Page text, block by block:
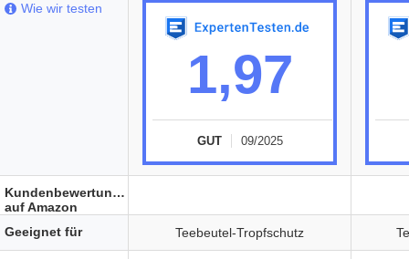
1,97
GUT 09/2025
Teebeutel-Tropfschutz
Wie wir testen
Kundenbewertungen
auf Amazon
Geeignet für